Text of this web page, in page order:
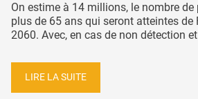
On estime à 14 millions, le nombre de
plus de 65 ans qui seront atteintes de
2060. Avec, en cas de non détection
LIRE LA SUITE